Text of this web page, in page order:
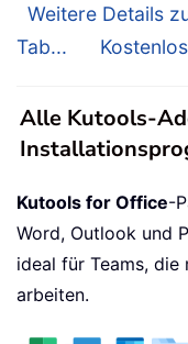
Weitere Details
Tab...
Alle Kutools-
Kutools for Office-
Word, Outlook und
ideal für Teams,
arbeiten.